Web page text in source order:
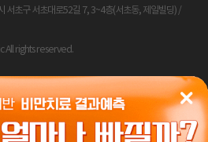
서초구 서초대로52길 7, 3~4층(서초동, 제일빌딩) /
All rights reserved.